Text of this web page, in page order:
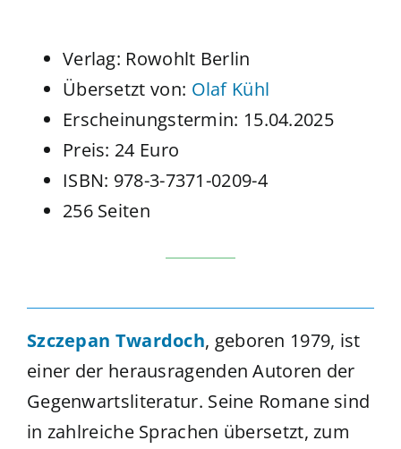
Verlag: Rowohlt Berlin
Übersetzt von: Olaf Kühl
Erscheinungstermin: 15.04.2025
Preis: 24 Euro
ISBN: 978-3-7371-0209-4
256 Seiten
Szczepan Twardoch, geboren 1979, ist
einer der herausragenden Autoren der
Gegenwartsliteratur. Seine Romane sind
in zahlreiche Sprachen übersetzt, zum